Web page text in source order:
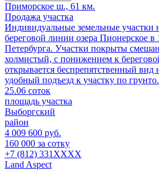
Приморское ш., 61 км.
Продажа участка
Индивидуальные земельные участки
береговой линии озера Пионерское
Петербурга. Участки покрыты
холмистый, с понижением к
открывается беспрепятственный вид
удобный подъезд к участку по
25.06 соток
площадь участка
Выборгский
район
4 009 600 руб.
160 000 за сотку
+7 (812) 331XXXX
Land Aspect